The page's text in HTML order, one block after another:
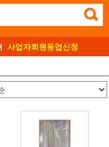
사업자회원등업신청